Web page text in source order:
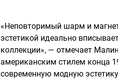
«Неповторимый шарм и
эстетикой идеально
коллекции», — отмечает
американским стилем конца
современную модную